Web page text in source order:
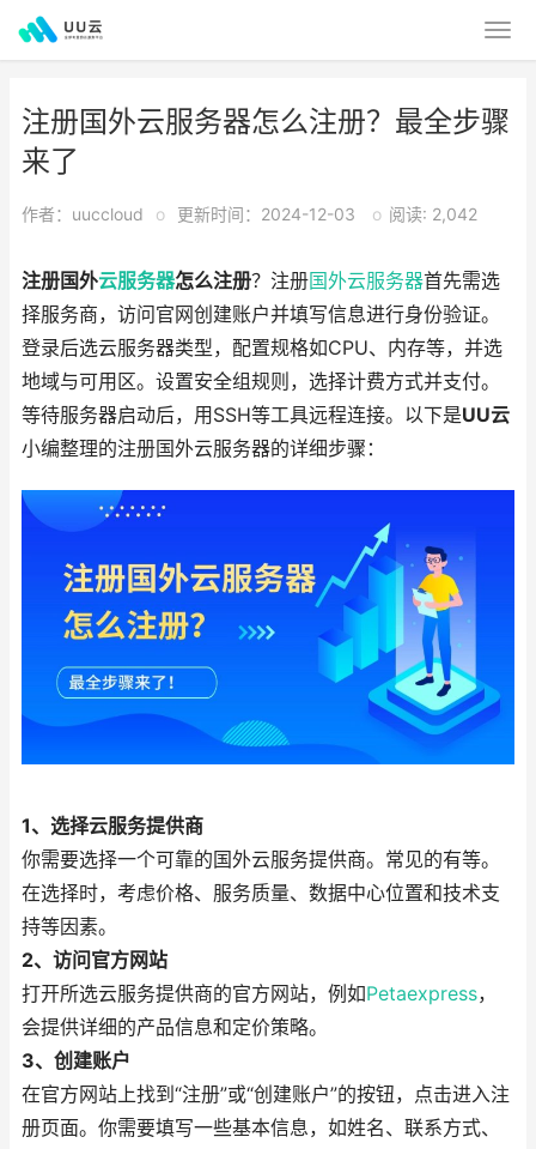
注册国外云服务器怎么注册？最全步骤
来了
作者：uuccloud o 更新时间：2024-12-03 o 阅读: 2,042
注册国外云服务器怎么注册？注册国外云服务器首先需选
择服务商，访问官网创建账户并填写信息进行身份验证。
登录后选云服务器类型，配置规格如CPU、内存等，并选
地域与可用区。设置安全组规则，选择计费方式并支付。
等待服务器启动后，用SSH等工具远程连接。以下是UU云
小编整理的注册国外云服务器的详细步骤：
1、选择云服务提供商
你需要选择一个可靠的国外云服务提供商。常见的有等。
在选择时，考虑价格、服务质量、数据中心位置和技术支
持等因素。
2、访问官方网站
打开所选云服务提供商的官方网站，例如Petaexpress，
会提供详细的产品信息和定价策略。
3、创建账户
在官方网站上找到“注册”或“创建账户”的按钮，点击进入注
册页面。你需要填写一些基本信息，如姓名、联系方式、